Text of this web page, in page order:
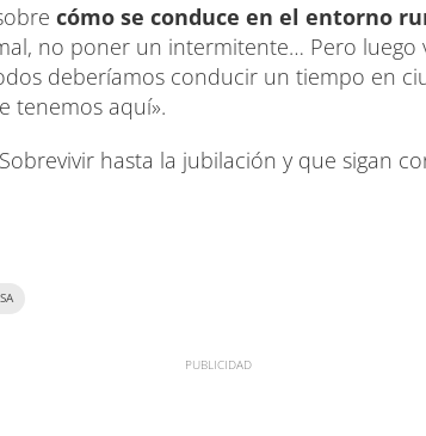
cómo se conduce en el entorno
no poner un intermitente… Pero luego
deberíamos conducir un tiempo en
tenemos aquí».
hasta la jubilación y que sigan